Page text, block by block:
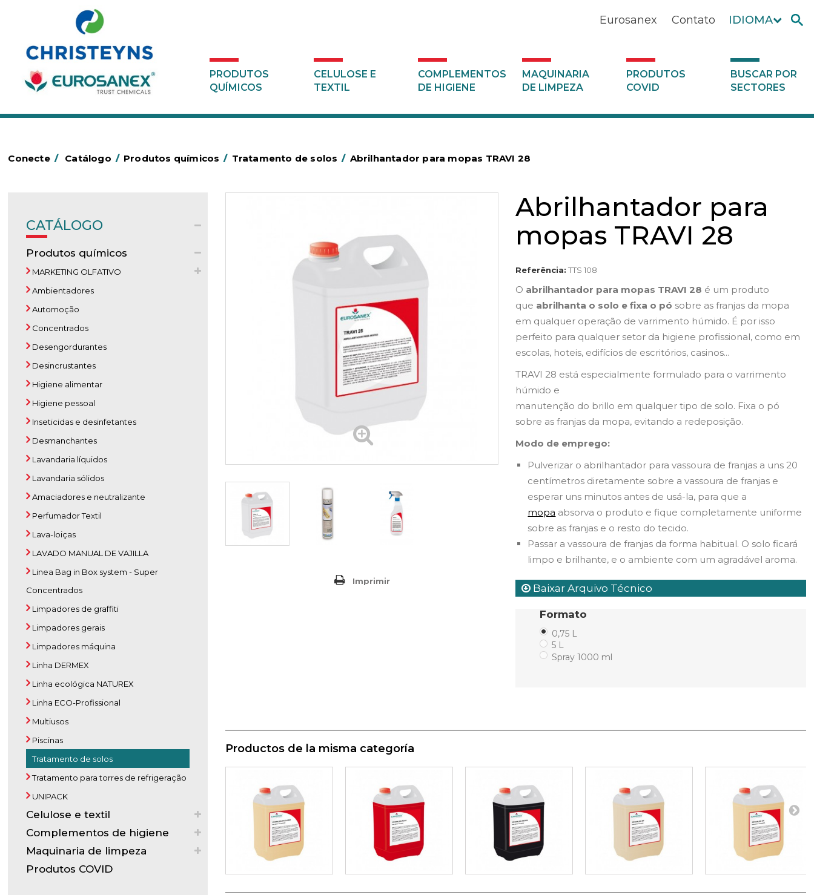
IDIOMA
Contato
Eurosanex
PRODUTOS
QUÍMICOS
CELULOSE E
TEXTIL
COMPLEMENTOS
DE HIGIENE
MAQUINARIA
DE LIMPEZA
PRODUTOS
COVID
BUSCAR POR
SECTORES
Conecte / Catálogo / Produtos químicos / Tratamento de solos / Abrilhantador para mopas TRAVI 28
CATÁLOGO
Produtos químicos
MARKETING OLFATIVO
Ambientadores
Automoção
Concentrados
Desengordurantes
Desincrustantes
Higiene alimentar
Higiene pessoal
Inseticidas e desinfetantes
Desmanchantes
Lavandaria líquidos
Lavandaria sólidos
Amaciadores e neutralizante
Perfumador Textil
Lava-loiças
LAVADO MANUAL DE VAJILLA
Linea Bag in Box system - Super
Concentrados
Limpadores de graffiti
Limpadores gerais
Limpadores máquina
Linha DERMEX
Linha ecológica NATUREX
Linha ECO-Profissional
Multiusos
Piscinas
Tratamento de solos
Tratamento para torres de refrigeração
UNIPACK
Celulose e textil
Complementos de higiene
Maquinaria de limpeza
Produtos COVID
Imprimir
Abrilhantador para
mopas TRAVI 28
Referência: TTS 108
O abrilhantador para mopas TRAVI 28 é um produto
que abrilhanta o solo e fixa o pó sobre as franjas da mopa
em qualquer operação de varrimento húmido. É por isso
perfeito para qualquer setor da higiene profissional, como em
escolas, hoteis, edifícios de escritórios, casinos...
TRAVI 28 está especialmente formulado para o varrimento
húmido e
manutenção do brillo em qualquer tipo de solo. Fixa o pó
sobre as franjas da mopa, evitando a redeposição.
Modo de emprego:
Pulverizar o abrilhantador para vassoura de franjas a uns 20
centímetros diretamente sobre a vassoura de franjas e
esperar uns minutos antes de usá-la, para que a
mopa absorva o produto e fique completamente uniforme
sobre as franjas e o resto do tecido.
Passar a vassoura de franjas da forma habitual. O solo ficará
limpo e brilhante, e o ambiente com um agradável aroma.
Baixar Arquivo Técnico
Formato
0,75 L
5 L
Spray 1000 ml
Productos de la misma categoría